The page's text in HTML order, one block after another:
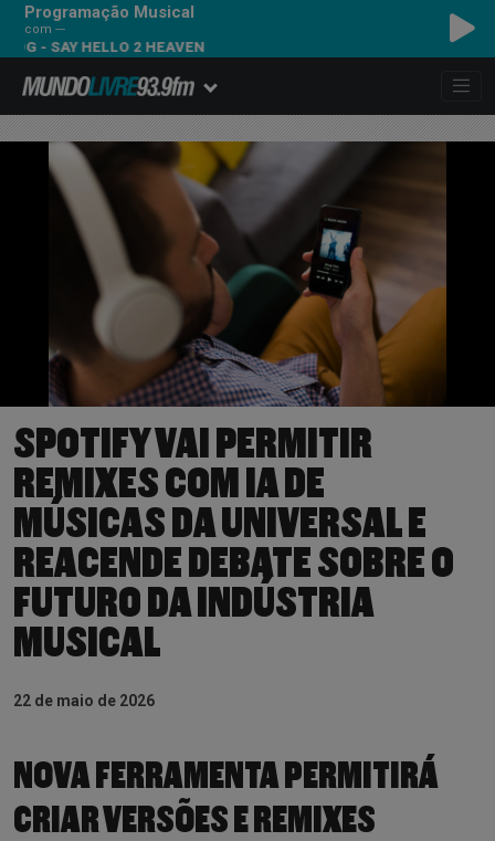
Programação Musical
com ---
HELLO 2 HEAVEN
SPOTIFY VAI PERMITIR
REMIXES COM IA DE
MÚSICAS DA UNIVERSAL E
REACENDE DEBATE SOBRE O
FUTURO DA INDÚSTRIA
MUSICAL
22 de maio de 2026
NOVA FERRAMENTA PERMITIRÁ
CRIAR VERSÕES E REMIXES